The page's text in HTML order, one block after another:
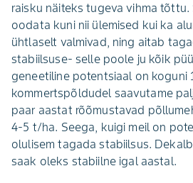
raisku näiteks tugeva vihma tõttu.
oodata kuni nii ülemised kui ka
ühtlaselt valmivad, ning aitab
stabiilsuse- selle poole ju kõik
geneetiline potentsiaal on koguni
kommertspõldudel saavutame
paar aastat rõõmustavad
4-5 t/ha. Seega, kuigi meil on
olulisem tagada stabiilsus.
saak oleks stabiilne igal aastal.